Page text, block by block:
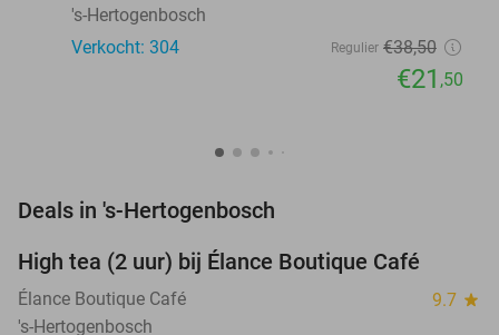
's-Hertogenbosch
Verkocht: 304
Regulier €38,50
€21 ,50
Deals in 's-Hertogenbosch
High tea (2 uur) bij Élance Boutique Café
Élance Boutique Café 9.7 star
's-Hertogenbosch